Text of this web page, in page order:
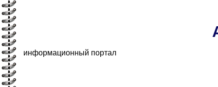
информационный портал